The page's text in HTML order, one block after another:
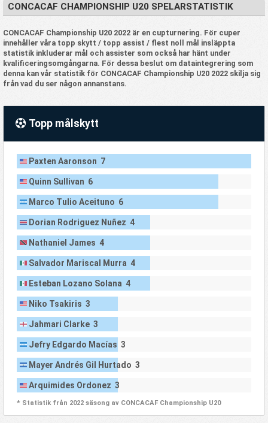
CONCACAF CHAMPIONSHIP U20 SPELARSTATISTIK
CONCACAF Championship U20 2022 är en cupturnering. För cuper
innehåller våra topp skytt / topp assist / flest noll mål insläppta
statistik inkluderar mål och assister som också har hänt under
kvalificeringsomgångarna. För dessa beslut om dataintegrering som
denna kan vår statistik för CONCACAF Championship U20 2022 skilja sig
från vad du ser någon annanstans.
Topp målskytt
Paxten Aaronson 7
Quinn Sullivan 6
Marco Tulio Aceituno 6
Dorian Rodriguez Nuñez 4
Nathaniel James 4
Salvador Mariscal Murra 4
Esteban Lozano Solana 4
Niko Tsakiris 3
Jahmari Clarke 3
Jefry Edgardo Macías 3
Mayer Andrés Gil Hurtado 3
Arquimides Ordonez 3
* Statistik från 2022 säsong av CONCACAF Championship U20